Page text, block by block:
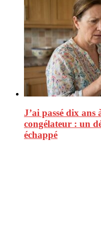
J’ai passé dix ans
congélateur : un
échappé